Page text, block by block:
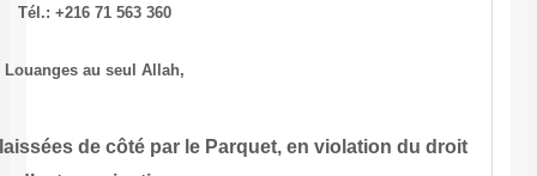
Liste préliminaire des plaintes laissées de côté par le